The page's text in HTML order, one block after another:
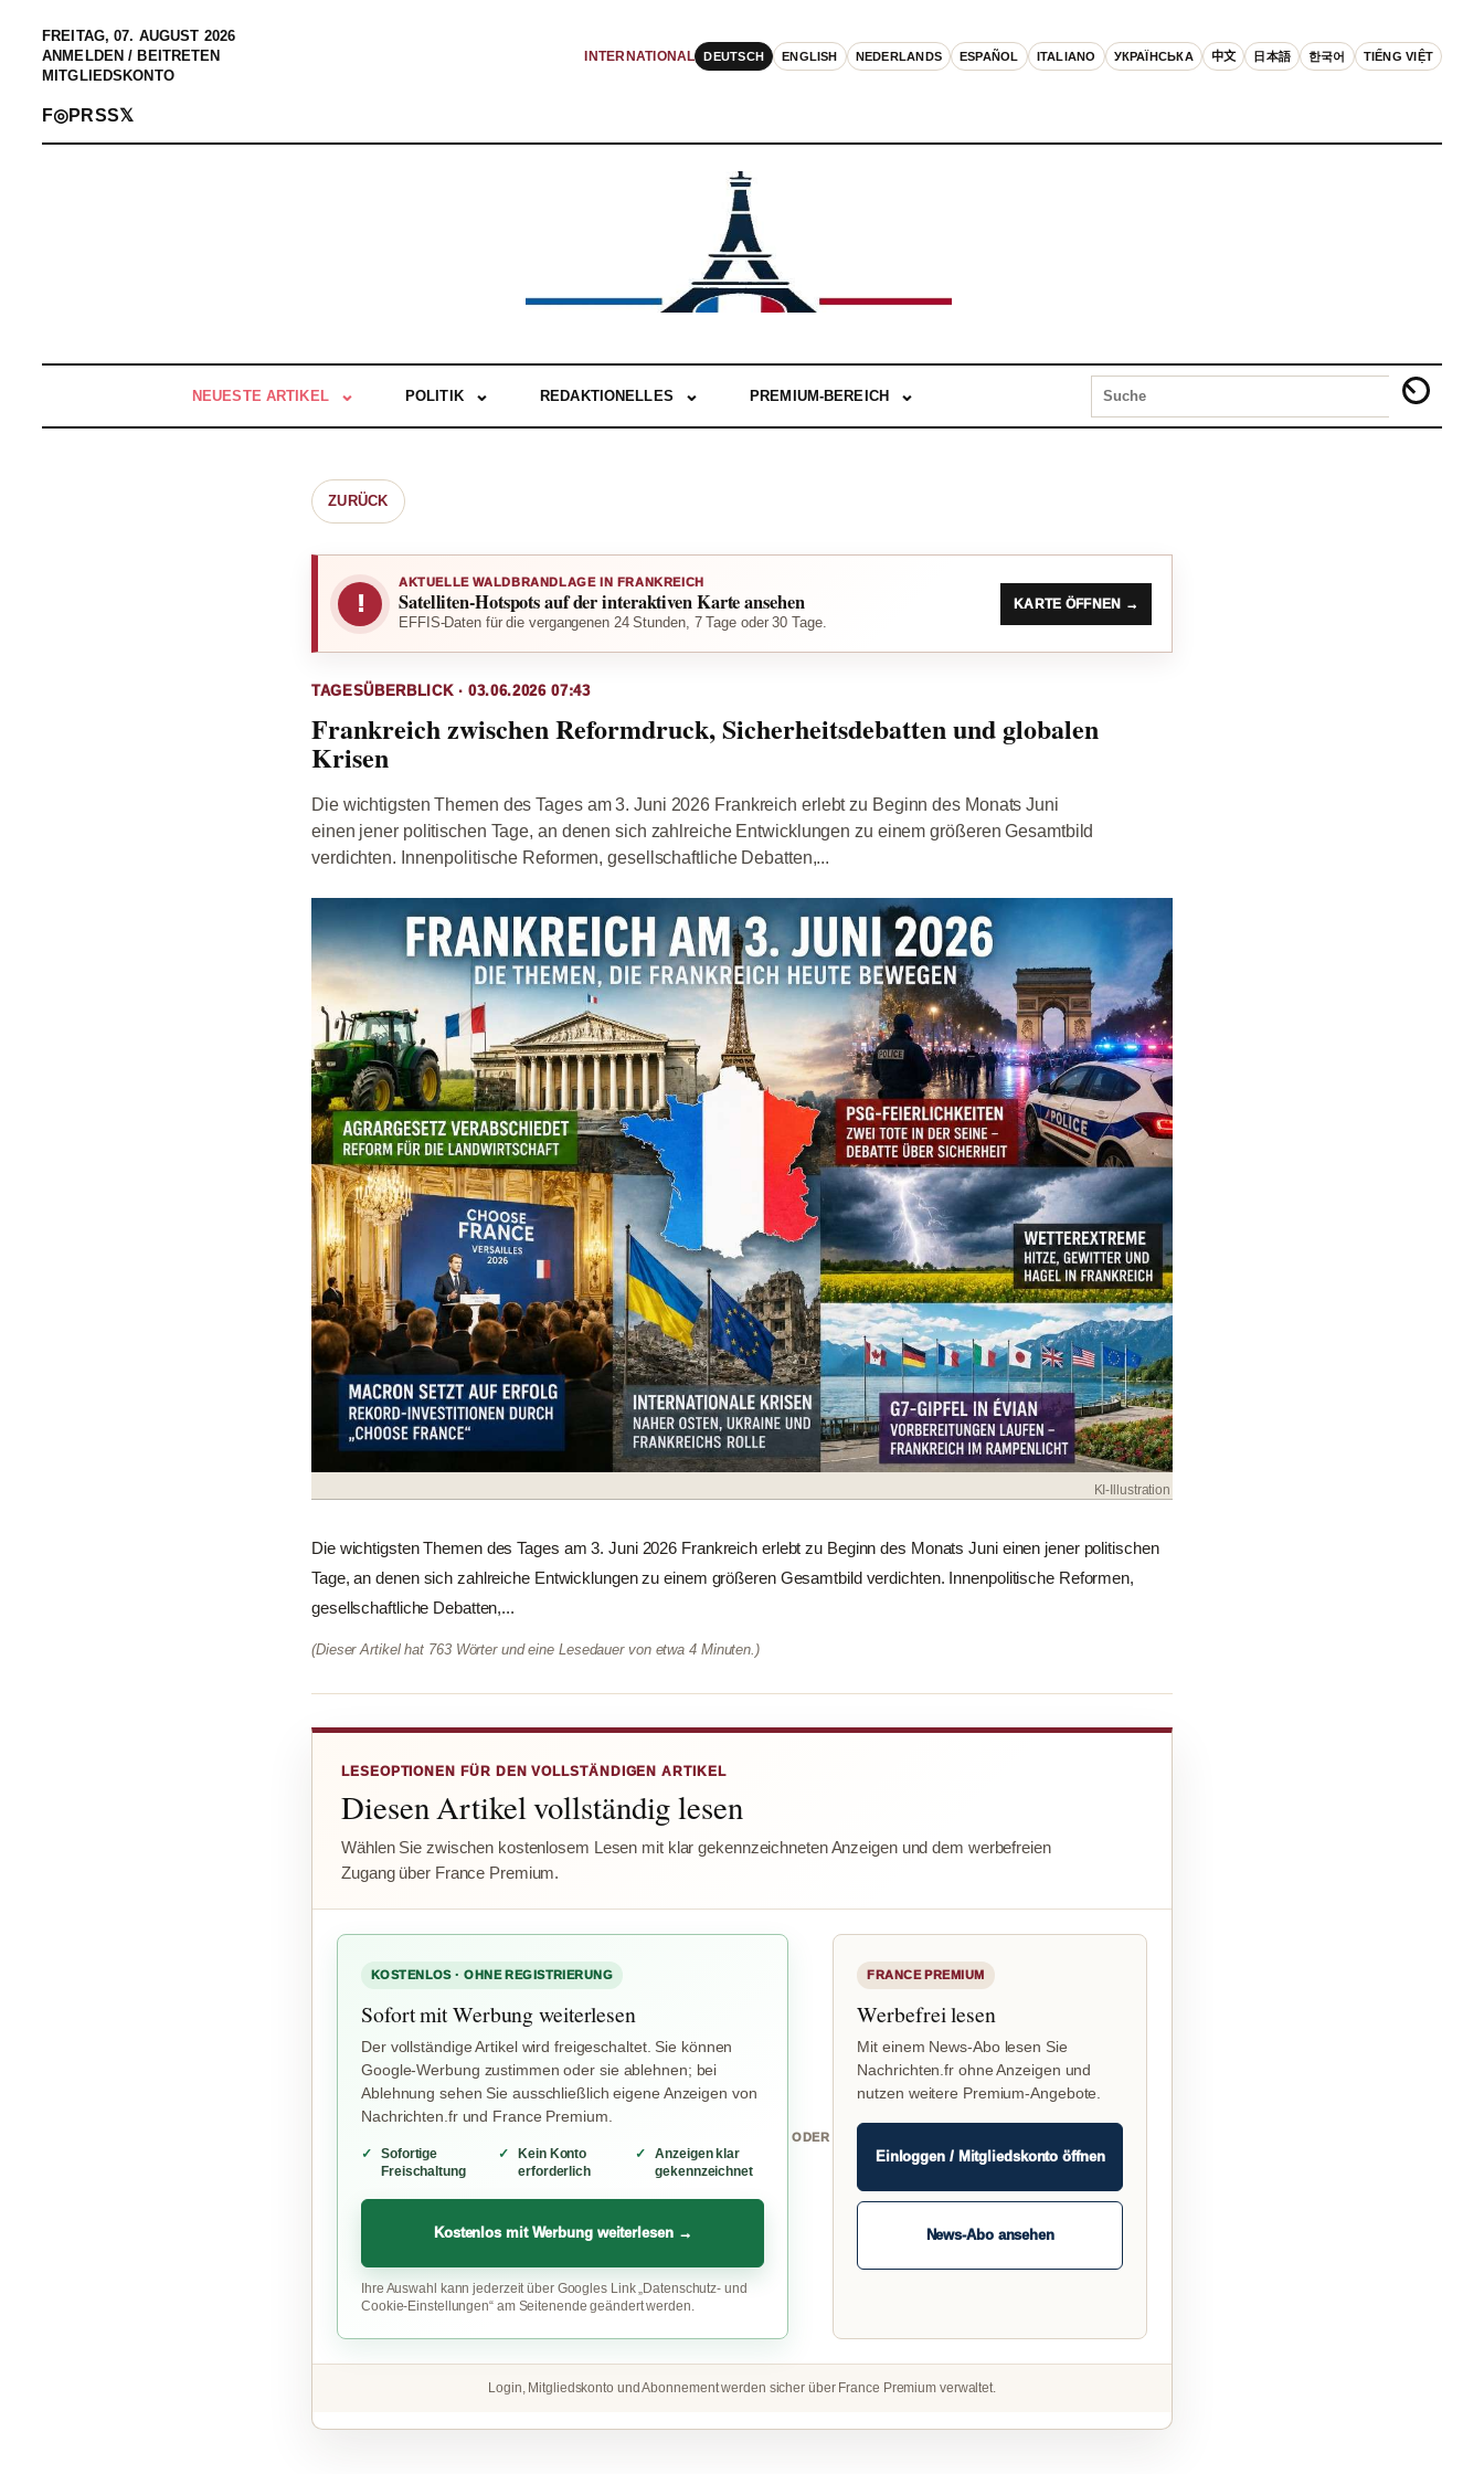
FREITAG, 07. AUGUST 2026
ANMELDEN / BEITRETEN
MITGLIEDSKONTO
INTERNATIONAL DEUTSCH ENGLISH NEDERLANDS ESPAÑOL ITALIANO УКРАЇНСЬКА 中文 日本語 한국어 TIẾNG VIỆT
F◎PRSS𝕏
NEUESTE ARTIKEL POLITIK REDAKTIONELLES PREMIUM-BEREICH
ZURÜCK
!
AKTUELLE WALDBRANDLAGE IN FRANKREICH
Satelliten-Hotspots auf der interaktiven Karte ansehen
EFFIS-Daten für die vergangenen 24 Stunden, 7 Tage oder 30 Tage.
KARTE ÖFFNEN →
TAGESÜBERBLICK · 03.06.2026 07:43
Frankreich zwischen Reformdruck, Sicherheitsdebatten und globalen
Krisen
Die wichtigsten Themen des Tages am 3. Juni 2026 Frankreich erlebt zu Beginn des Monats Juni
einen jener politischen Tage, an denen sich zahlreiche Entwicklungen zu einem größeren Gesamtbild
verdichten. Innenpolitische Reformen, gesellschaftliche Debatten,...
KI-Illustration
Die wichtigsten Themen des Tages am 3. Juni 2026 Frankreich erlebt zu Beginn des Monats Juni einen jener politischen
Tage, an denen sich zahlreiche Entwicklungen zu einem größeren Gesamtbild verdichten. Innenpolitische Reformen,
gesellschaftliche Debatten,...
(Dieser Artikel hat 763 Wörter und eine Lesedauer von etwa 4 Minuten.)
LESEOPTIONEN FÜR DEN VOLLSTÄNDIGEN ARTIKEL
Diesen Artikel vollständig lesen
Wählen Sie zwischen kostenlosem Lesen mit klar gekennzeichneten Anzeigen und dem werbefreien
Zugang über France Premium.
KOSTENLOS · OHNE REGISTRIERUNG
Sofort mit Werbung weiterlesen
Der vollständige Artikel wird freigeschaltet. Sie können
Google-Werbung zustimmen oder sie ablehnen; bei
Ablehnung sehen Sie ausschließlich eigene Anzeigen von
Nachrichten.fr und France Premium.
Sofortige
Freischaltung
Kein Konto
erforderlich
Anzeigen klar
gekennzeichnet
Kostenlos mit Werbung weiterlesen →
Ihre Auswahl kann jederzeit über Googles Link „Datenschutz- und
Cookie-Einstellungen“ am Seitenende geändert werden.
ODER
FRANCE PREMIUM
Werbefrei lesen
Mit einem News-Abo lesen Sie
Nachrichten.fr ohne Anzeigen und
nutzen weitere Premium-Angebote.
Einloggen / Mitgliedskonto öffnen
News-Abo ansehen
Login, Mitgliedskonto und Abonnement werden sicher über France Premium verwaltet.